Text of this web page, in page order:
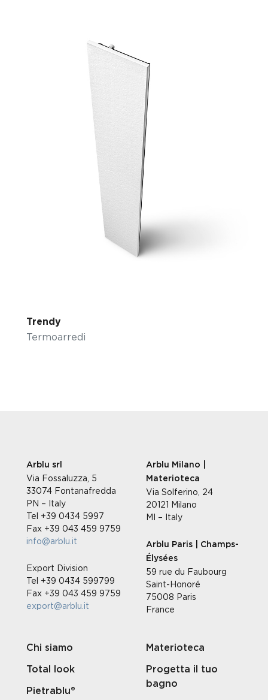
Trendy
Termoarredi
Arblu srl
Via Fossaluzza, 5
33074 Fontanafredda
PN – Italy
Tel +39 0434 5997
Fax +39 043 459 9759
info@arblu.it
Export Division
Tel +39 0434 599799
Fax +39 043 459 9759
export@arblu.it
Arblu Milano |
Materioteca
Via Solferino, 24
20121 Milano
MI – Italy
Arblu Paris | Champs-
Élysées
59 rue du Faubourg
Saint-Honoré
75008 Paris
France
Chi siamo
Total look
Pietrablu®
Materioteca
Progetta il tuo
bagno